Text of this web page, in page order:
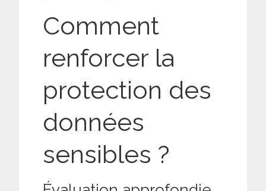
Comment
renforcer la
protection des
données
sensibles ?